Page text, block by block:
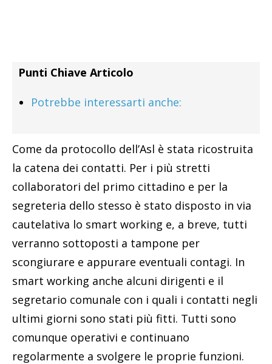
Punti Chiave Articolo
Potrebbe interessarti anche:
Come da protocollo dell’Asl è stata ricostruita
la catena dei contatti. Per i più stretti
collaboratori del primo cittadino e per la
segreteria dello stesso è stato disposto in via
cautelativa lo smart working e, a breve, tutti
verranno sottoposti a tampone per
scongiurare e appurare eventuali contagi. In
smart working anche alcuni dirigenti e il
segretario comunale con i quali i contatti negli
ultimi giorni sono stati più fitti. Tutti sono
comunque operativi e continuano
regolarmente a svolgere le proprie funzioni.